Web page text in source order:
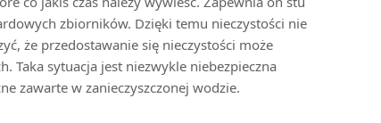
zbiorników. Dzięki temu nieczystości nie
że przedostawanie się nieczystości może
Taka sytuacja jest niezwykle niebezpieczna
zawarte w zanieczyszczonej wodzie.